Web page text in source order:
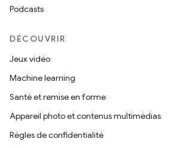
Podcasts
DÉCOUVRIR
Jeux vidéo
Machine learning
Santé et remise en forme
Appareil photo et contenus multimédias
Règles de confidentialité